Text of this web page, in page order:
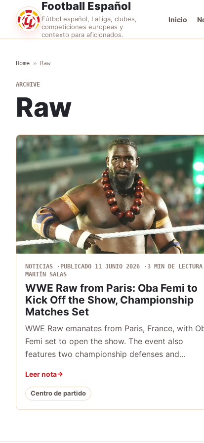
Football Español
Fútbol español, LaLiga, clubes,
competiciones europeas y
contexto para aficionados.
Inicio
Home » Raw
ARCHIVE
Raw
NOTICIAS PUBLICADO 11 JUNIO 2026
3 MIN DE LECTURA
MARTÍN SALAS
WWE Raw from Paris: Oba Femi to
Kick Off the Show, Championship
Matches Set
WWE Raw emanates from Paris, France, with
Femi set to open the show. The event also
features two championship defenses and…
Leer nota
Centro de partido